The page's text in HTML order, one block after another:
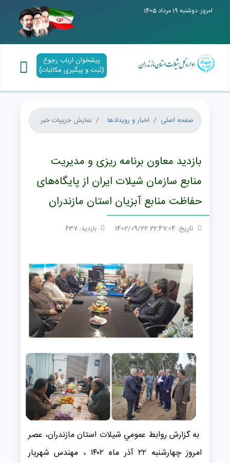
امروز: دوشنبه 19 مرداد 1405
پیشخوان ارباب رجوع
(ثبت و پیگیری مکاتبات)
صفحه اصلی اخبار و رویدادها نمایش جزییات خبر
بازدید معاون برنامه ریزی و مدیریت
منابع سازمان شيلات ايران از پایگاه‌های
حفاظت منابع آبزیان استان مازندران
تاریخ: 22:47:04 1402/09/22 بازدید: 637
به گزارش روابط عمومي شیلات استان مازندران، عصر
امروز چهارشنبه ۲۲ آذر ماه ۱۴۰۲ ، مهندس شهریار